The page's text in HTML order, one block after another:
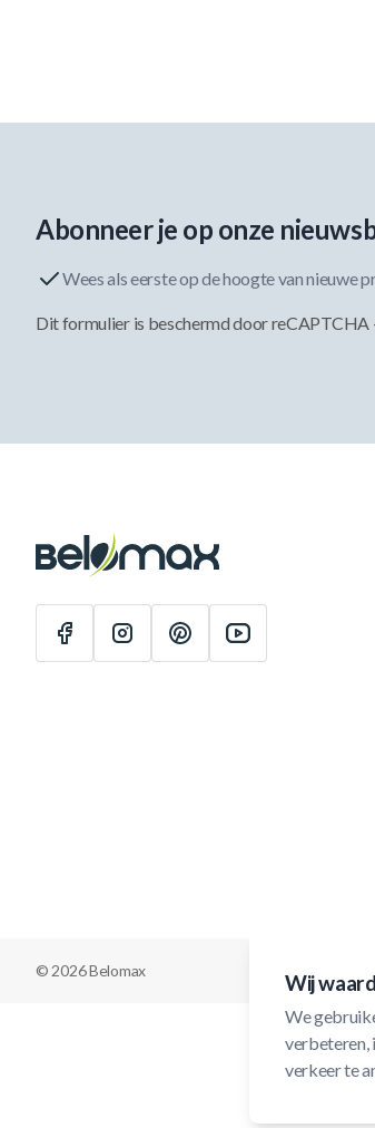
Wij
We
verbeteren,
verkeer te
Abonneer je op onze
Wees als eerste op de hoogte van nieuwe
Dit formulier is beschermd door reCAPTCHA
© 2026 Belomax